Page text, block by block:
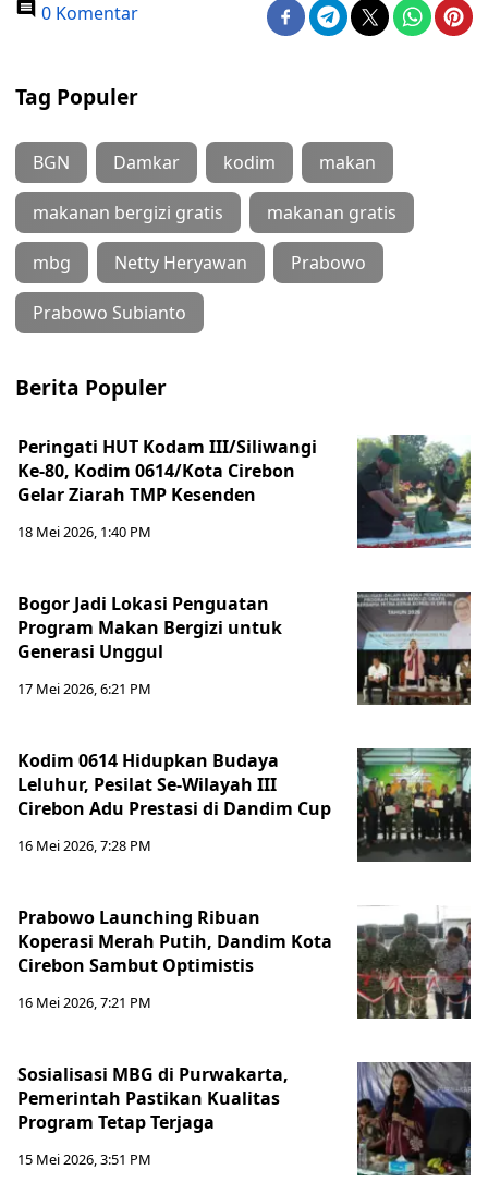
0 Komentar
Tag Populer
BGN Damkar kodim makan
makanan bergizi gratis makanan gratis
mbg Netty Heryawan Prabowo
Prabowo Subianto
Berita Populer
Peringati HUT Kodam III/Siliwangi
Ke-80, Kodim 0614/Kota Cirebon
Gelar Ziarah TMP Kesenden
18 Mei 2026, 1:40 PM
Bogor Jadi Lokasi Penguatan
Program Makan Bergizi untuk
Generasi Unggul
17 Mei 2026, 6:21 PM
Kodim 0614 Hidupkan Budaya
Leluhur, Pesilat Se-Wilayah III
Cirebon Adu Prestasi di Dandim Cup
16 Mei 2026, 7:28 PM
Prabowo Launching Ribuan
Koperasi Merah Putih, Dandim Kota
Cirebon Sambut Optimistis
16 Mei 2026, 7:21 PM
Sosialisasi MBG di Purwakarta,
Pemerintah Pastikan Kualitas
Program Tetap Terjaga
15 Mei 2026, 3:51 PM